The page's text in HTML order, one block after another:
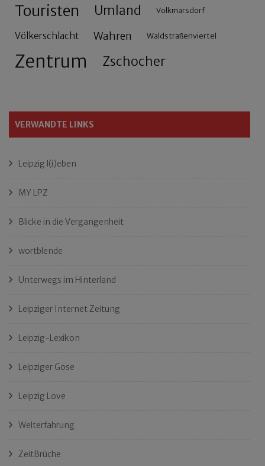
Touristen Umland Volkmarsdorf
Völkerschlacht Wahren Waldstraßenviertel
Zentrum Zschocher
VERWANDTE LINKS
Leipzig l(i)eben
MY LPZ
Blicke in die Vergangenheit
wortblende
Unterwegs im Hinterland
Leipziger Internet Zeitung
Leipzig-Lexikon
Leipziger Gose
Leipzig Love
Welterfahrung
ZeitBrüche